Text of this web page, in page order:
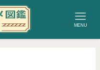
MENU